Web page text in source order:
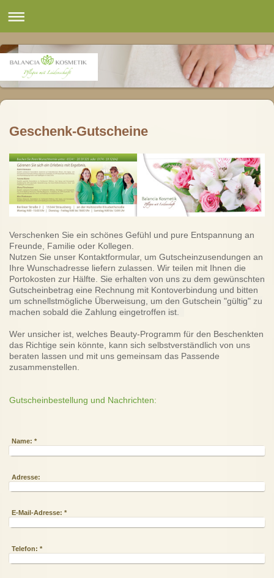
Geschenk-Gutscheine
Verschenken Sie ein schönes Gefühl und pure Entspannung an
Freunde, Familie oder Kollegen.
Nutzen Sie unser Kontaktformular, um Gutscheinzusendungen an
Ihre Wunschadresse liefern zulassen. Wir teilen mit Ihnen die
Portokosten zur Hälfte. Sie erhalten von uns zu dem gewünschten
Gutscheinbetrag eine Rechnung mit Kontoverbindung und bitten
um schnellstmögliche Überweisung, um den Gutschein "gültig" zu
machen sobald die Zahlung eingetroffen ist.
Wer unsicher ist, welches Beauty-Programm für den Beschenkten
das Richtige sein könnte, kann sich selbstverständlich von uns
beraten lassen und mit uns gemeinsam das Passende
zusammenstellen.
Gutscheinbestellung und Nachrichten:
Name: *
Adresse:
E-Mail-Adresse: *
Telefon: *